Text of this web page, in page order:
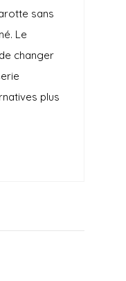
sans
Le
changer
plus